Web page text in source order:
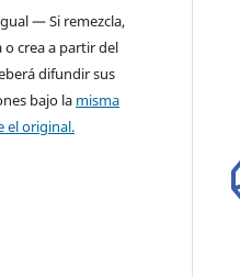
— Si remezcla,
crea a partir del
difundir sus
bajo la misma
el original.